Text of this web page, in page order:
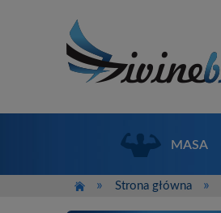
MASA
» Strona główna »